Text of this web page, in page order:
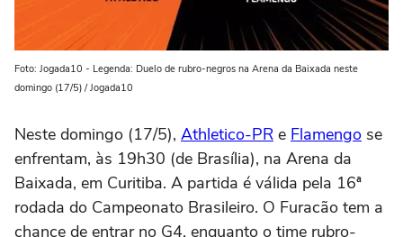
Foto: Jogada10 - Legenda: Duelo de rubro-negros na Arena da Baixada neste
domingo (17/5) / Jogada10
Neste domingo (17/5), Athletico-PR e Flamengo se
enfrentam, às 19h30 (de Brasília), na Arena da
Baixada, em Curitiba. A partida é válida pela 16ª
rodada do Campeonato Brasileiro. O Furacão tem a
chance de entrar no G4, enquanto o time rubro-